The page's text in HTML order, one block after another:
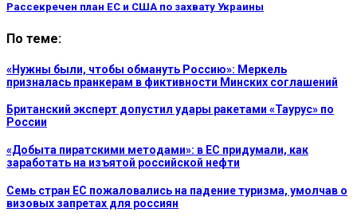
Рассекречен план ЕС и США по захвату Украины
По теме:
«Нужны были, чтобы обмануть Россию»: Меркель
призналась пранкерам в фиктивности Минских соглашений
Британский эксперт допустил удары ракетами «Таурус» по
России
«Добыта пиратскими методами»: в ЕС придумали, как
заработать на изъятой российской нефти
Семь стран ЕС пожаловались на падение туризма, умолчав о
визовых запретах для россиян